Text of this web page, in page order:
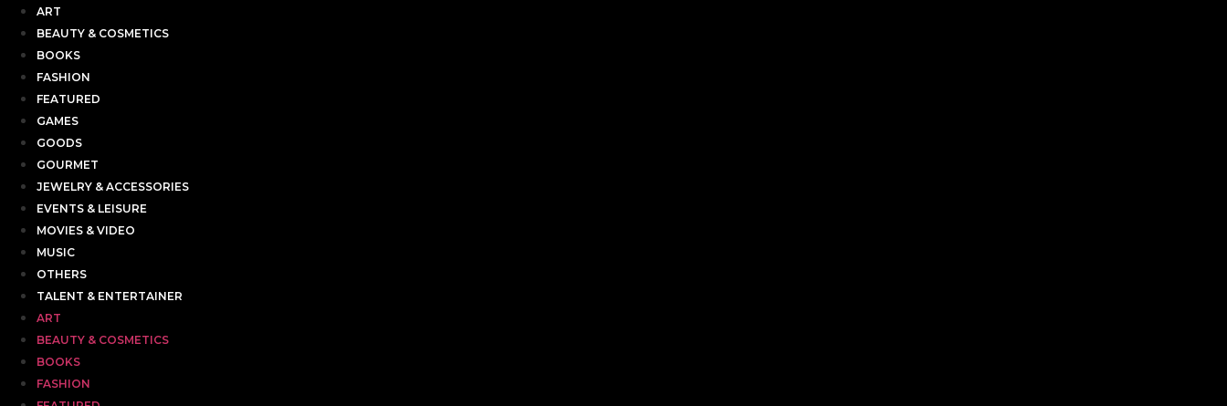
ART
BEAUTY & COSMETICS
BOOKS
FASHION
FEATURED
GAMES
GOODS
GOURMET
JEWELRY & ACCESSORIES
EVENTS & LEISURE
MOVIES & VIDEO
MUSIC
OTHERS
TALENT & ENTERTAINER
ART
BEAUTY & COSMETICS
BOOKS
FASHION